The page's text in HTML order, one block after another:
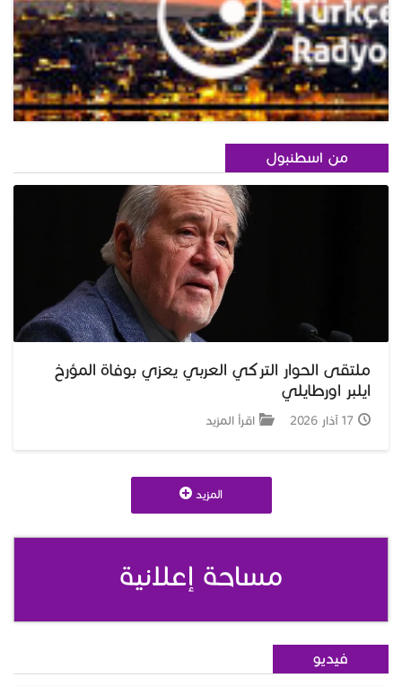
من اسطنبول
ملتقى الحوار التركي العربي يعزي بوفاة المؤرخ
ايلبر اورطايلي
17 آذار 2026 اقرأ المزيد
المزيد
مساحة إعلانية
فيديو